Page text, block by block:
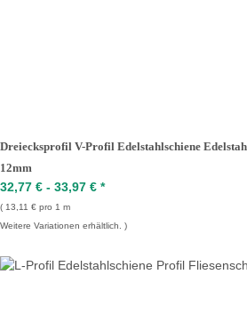
Dreiecksprofil V-Profil Edelstahlschiene
12mm
32,77 € - 33,97 € *
13,11 € pro 1 m
Weitere Variationen erhältlich.